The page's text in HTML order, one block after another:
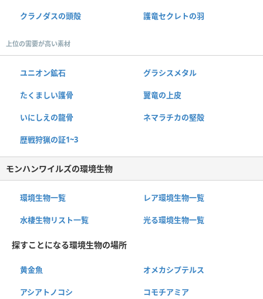
クラノダスの頭殻 護竜セクレトの羽
上位の需要が高い素材
ユニオン鉱石 グラシスメタル
たくましい護骨 翼竜の上皮
いにしえの龍骨 ネマラチカの堅殻
歴戦狩猟の証1~3
モンハンワイルズの環境生物
環境生物一覧 レア環境生物一覧
水棲生物リスト一覧 光る環境生物一覧
探すことになる環境生物の場所
黄金魚 オメカシプテルス
アシアトノコシ コモチアミア